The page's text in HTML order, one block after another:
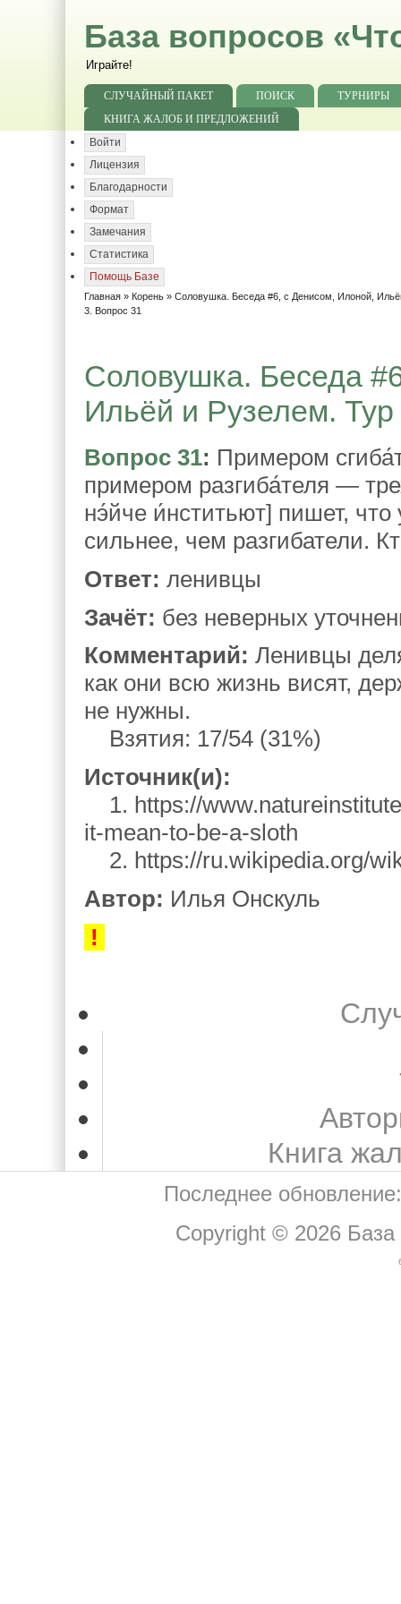
База вопросов
Играйте!
СЛУЧАЙНЫЙ ПАКЕТ ПОИСК
ТУРНИРЫ
КНИГА ЖАЛОБ И ПРЕДЛОЖЕНИЙ
Войти
Лицензия
Благодарности
Формат
Замечания
Статистика
Помощь Базе
Главная » Корень » Соловушка. Беседа #6, с Денисом, Илоной,
3. Вопрос 31
Соловушка. Беседа
Ильёй и Рузелем.
Вопрос 31: Примером
примером разгиба́теля —
нэ́йче и́нститьют] пишет,
сильнее, чем разгибатели.
Ответ: ленивцы
Зачёт: без неверных
Комментарий: Ленивцы
как они всю жизнь висят,
не нужны.
Взятия: 17/54 (31%)
Источник(и):
1. https://
it-mean-to-be-a-sloth
2. https://ru.wikipedia.org/
Автор: Илья Онскуль
!
Книга
Последнее
Copyright © 2026 База